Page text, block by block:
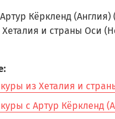
Кёркленд (Англия)
Хеталия и страны Оси
из Хеталия и
с Артур Кёркленд